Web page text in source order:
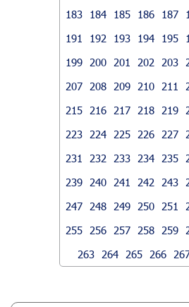
183
184 185 186 187
191
192 193 194 195
199
200 201 202 203
207
208 209 210 211
215
216 217 218 219
223
224 225 226 227
231
232 233 234 235
239
240 241 242 243
247
248 249 250 251
255
256 257 258 259
263
264 265 266